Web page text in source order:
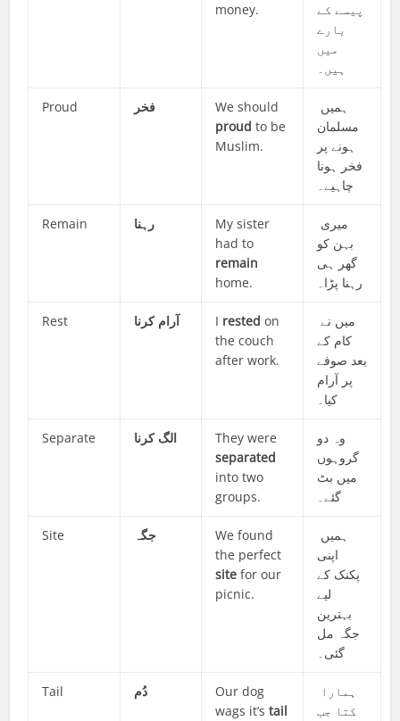
money.
پیسے کے
بارے
میں
ہیں۔
Proud فخر
We should
proud to be
Muslim.
مسلمان
ہونے پر
فخر ہونا
چاہیے۔
Remain رہنا
My sister
had to
remain
home.
بہن کو
گھر ہی
رہنا پڑا۔
Rest آرام کرنا I rested on
the couch
after work.
میں نے
کام کے
بعد صوفے
پر آرام
کیا۔
Separate الگ کرنا
They were
separated
into two
groups.
وہ دو
گروہوں
میں بٹ
گئے۔
Site جگہ
We found
the perfect
site for our
picnic.
اپنی
پکنک کے
لیے
بہترین
جگہ مل
گئی۔
Tail دُم
Our dog
wags it’stail
کتا جب